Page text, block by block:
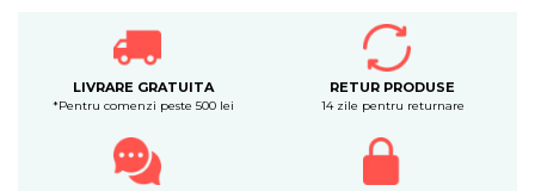
LIVRARE GRATUITA
*Pentru comenzi peste 500 lei
RETUR PRODUSE
14 zile pentru returnare